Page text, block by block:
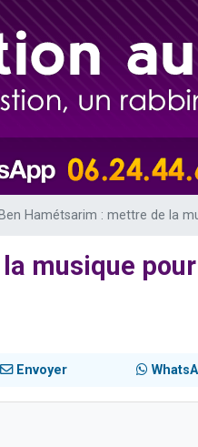
de nous rejoindre sur WhatsApp
de demander une bénédiction
pour étudier en groupe sur Zoom
dans Torah-Box Music
de demander une bénédiction
Ben Hamétsarim : mettre de la
musique
Envoyer